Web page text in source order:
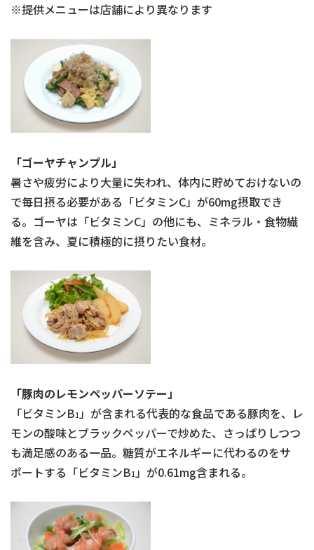
※提供メニューは店舗により異なります
「ゴーヤチャンプル」
暑さや疲労により大量に失われ、体内に貯めておけないの
で毎日摂る必要がある「ビタミンC」が60mg摂取でき
る。ゴーヤは「ビタミンC」の他にも、ミネラル・食物繊
維を含み、夏に積極的に摂りたい食材。
「豚肉のレモンペッパーソテー」
「ビタミンB1 」が含まれる代表的な食品である豚肉を、レ
モンの酸味とブラックペッパーで炒めた、さっぱりしつつ
も満足感のある一品。糖質がエネルギーに代わるのをサ
ポートする「ビタミンB1 」が0.61mg含まれる。